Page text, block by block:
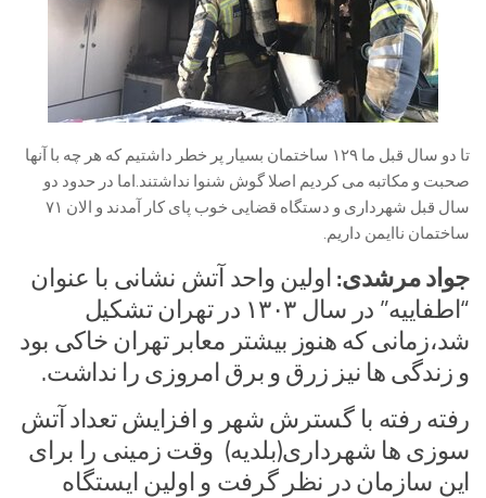
تا دو سال قبل ما ۱۲۹ ساختمان بسیار پر خطر داشتیم که هر چه با آنها
صحبت و مکاتبه می کردیم اصلا گوش شنوا نداشتند.اما در حدود دو
سال قبل شهرداری و دستگاه قضایی خوب پای کار آمدند و الان ۷۱
ساختمان ناایمن داریم.
جواد مرشدی: اولین واحد آتش نشانی با عنوان
“اطفاییه” در سال ۱۳۰۳ در تهران تشکیل
شد،زمانی که هنوز بیشتر معابر تهران خاکی بود
و زندگی ها نیز زرق و برق امروزی را نداشت.
رفته رفته با گسترش شهر و افزایش تعداد آتش
سوزی ها شهرداری(بلدیه) وقت زمینی را برای
این سازمان در نظر گرفت و اولین ایستگاه